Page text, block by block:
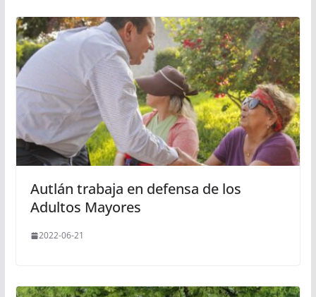
Autlán trabaja en defensa de los
Adultos Mayores
2022-06-21